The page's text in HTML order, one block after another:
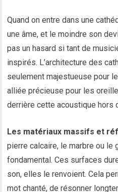
Quand on entre dans une
une âme, et le moindre son
pas un hasard si tant de
inspirés. L’architecture des
seulement majestueuse pour
alliée précieuse pour les
derrière cette acoustique hors
Les matériaux massifs et
pierre calcaire, le marbre ou le
fondamental. Ces surfaces
son, elles le renvoient. Cela
mot chanté, de résonner